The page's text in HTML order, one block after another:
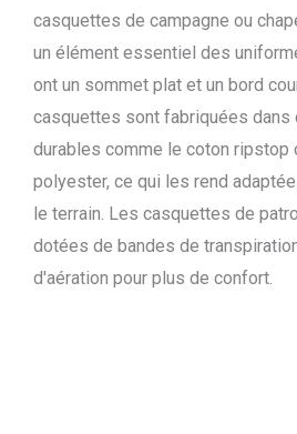
casquettes de campagne ou
un élément essentiel des
ont un sommet plat et un bord
casquettes sont fabriquées dans
durables comme le coton ripstop
polyester, ce qui les rend
le terrain. Les casquettes de
dotées de bandes de
d'aération pour plus de confort.